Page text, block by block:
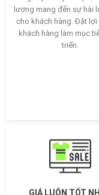
lượng mang đến sự hài
cho khách hàng. Đặt lợi
khách hàng làm mục
triển.
GIÁ LUÔN TỐT